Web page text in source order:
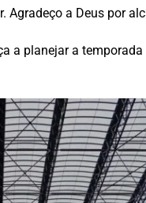
a Deus por
a planejar a